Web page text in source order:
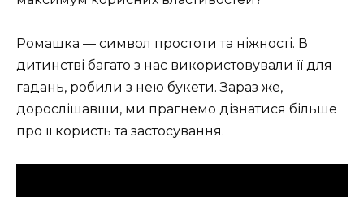
Ромашка — символ простоти та ніжності. В
дитинстві багато з нас використовували її для
гадань, робили з нею букети. Зараз же,
дорослішавши, ми прагнемо дізнатися більше
про її користь та застосування.